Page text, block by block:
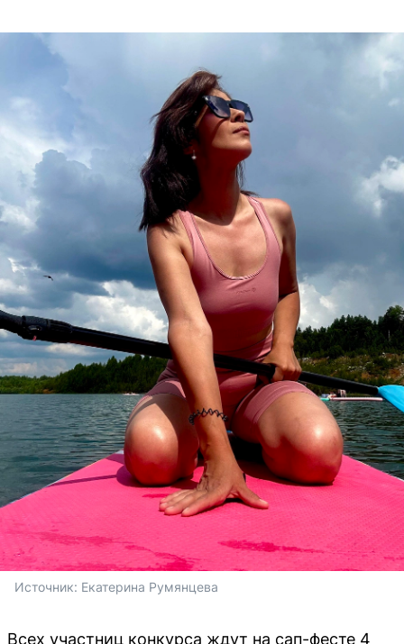
Источник: Екатерина Румянцева
Всех участниц конкурса ждут на сап-фесте 4